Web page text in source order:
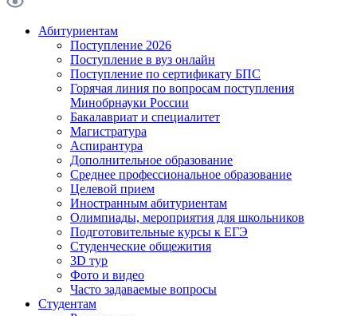
Абитуриентам
Поступление 2026
Поступление в вуз онлайн
Поступление по сертификату БПС
Горячая линия по вопросам поступления
Минобрнауки России
Бакалавриат и специалитет
Магистратура
Аспирантура
Дополнительное образование
Среднее профессиональное образование
Целевой прием
Иностранным абитуриентам
Олимпиады, мероприятия для школьников
Подготовительные курсы к ЕГЭ
Студенческие общежития
3D тур
Фото и видео
Часто задаваемые вопросы
Студентам